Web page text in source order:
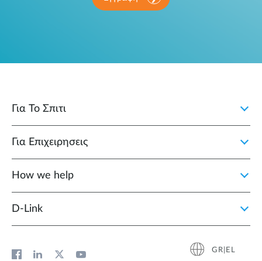
Για Το Σπιτι
Για Επιχειρησεις
How we help
D‑Link
GR|EL